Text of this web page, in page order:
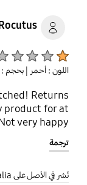
Rocutus
اللون : أحمر | بحجم :
Returns
product for at
very happy.
ترجمة
نُشر في الأصل على Samsung Australia